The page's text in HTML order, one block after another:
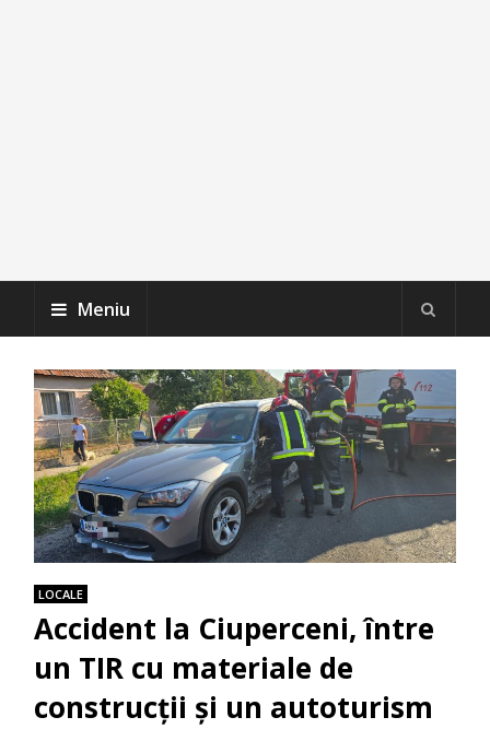
Meniu
LOCALE
Accident la Ciuperceni, între
un TIR cu materiale de
construcții și un autoturism